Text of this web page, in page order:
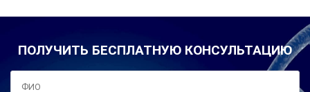
ПОЛУЧИТЬ БЕСПЛАТНУЮ КОНСУЛЬТАЦИЮ